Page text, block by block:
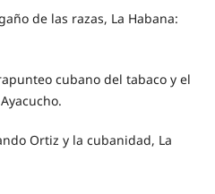
de las razas, La Habana:
cubano del tabaco y el
Ortiz y la cubanidad, La